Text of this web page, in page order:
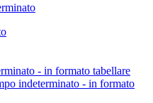
- in formato tabellare
indeterminato - in formato